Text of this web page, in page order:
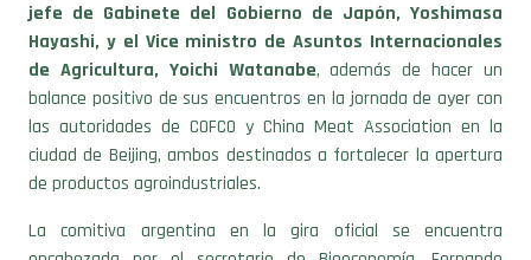
jefe de Gabinete del Gobierno de Japón, Yoshimasa
Hayashi, y el Vice ministro de Asuntos Internacionales
de Agricultura, Yoichi Watanabe, además de hacer un
balance positivo de sus encuentros en la jornada de ayer con
las autoridades de COFCO y China Meat Association en la
ciudad de Beijing, ambos destinados a fortalecer la apertura
de productos agroindustriales.
La comitiva argentina en la gira oficial se encuentra